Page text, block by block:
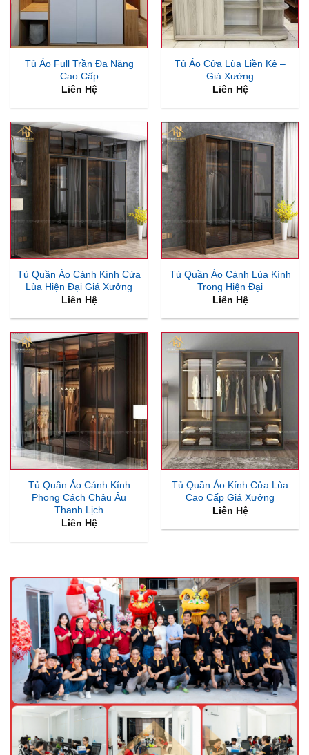
Tủ Áo Full Trần Đa Năng
Cao Cấp
Liên Hệ
Tủ Áo Cửa Lùa Liền Kệ –
Giá Xưởng
Liên Hệ
Tủ Quần Áo Cánh Kính Cửa
Lùa Hiện Đại Giá Xưởng
Liên Hệ
Tủ Quần Áo Cánh Lùa Kính
Trong Hiện Đại
Liên Hệ
Tủ Quần Áo Cánh Kính
Phong Cách Châu Âu
Thanh Lịch
Liên Hệ
Tủ Quần Áo Kính Cửa Lùa
Cao Cấp Giá Xưởng
Liên Hệ